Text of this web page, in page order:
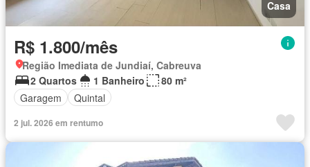
Casa
R$ 1.800/mês
Região Imediata de Jundiaí, Cabreuva
2 Quartos
1 Banheiro
80 m²
Garagem
Quintal
2 jul. 2026 em rentumo